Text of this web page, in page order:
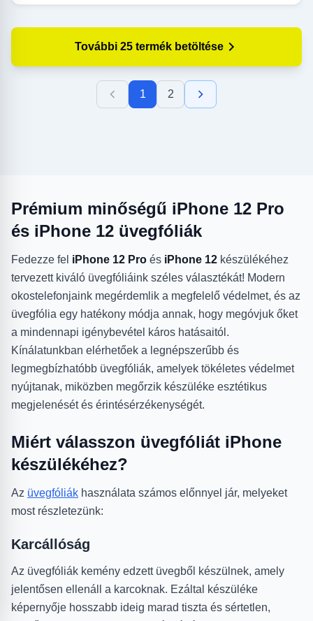
További 25 termék betöltése
1 2
Prémium minőségű iPhone 12 Pro
és iPhone 12 üvegfóliák
Fedezze fel iPhone 12 Pro és iPhone 12 készülékéhez
tervezett kiváló üvegfóliáink széles választékát! Modern
okostelefonjaink megérdemlik a megfelelő védelmet, és az
üvegfólia egy hatékony módja annak, hogy megóvjuk őket
a mindennapi igénybevétel káros hatásaitól.
Kínálatunkban elérhetőek a legnépszerűbb és
legmegbízhatóbb üvegfóliák, amelyek tökéletes védelmet
nyújtanak, miközben megőrzik készüléke esztétikus
megjelenését és érintésérzékenységét.
Miért válasszon üvegfóliát iPhone
készülékéhez?
Az üvegfóliák használata számos előnnyel jár, melyeket
most részletezünk:
Karcállóság
Az üvegfóliák kemény edzett üvegből készülnek, amely
jelentősen ellenáll a karcoknak. Ezáltal készüléke
képernyője hosszabb ideig marad tiszta és sértetlen,